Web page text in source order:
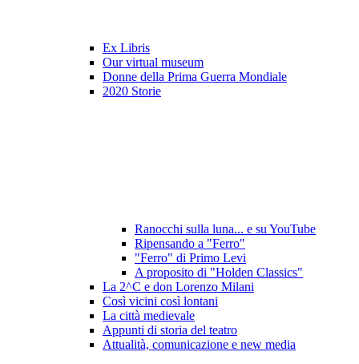
Ex Libris
Our virtual museum
Donne della Prima Guerra Mondiale
2020 Storie
Ranocchi sulla luna... e su YouTube
Ripensando a "Ferro"
"Ferro" di Primo Levi
A proposito di "Holden Classics"
La 2^C e don Lorenzo Milani
Così vicini così lontani
La città medievale
Appunti di storia del teatro
Attualità, comunicazione e new media